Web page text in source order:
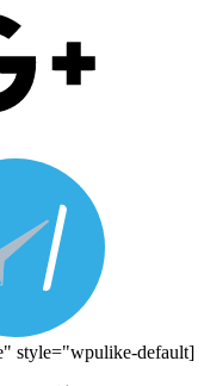
[wp_ulike button_type="image" style="wpulike-default"]